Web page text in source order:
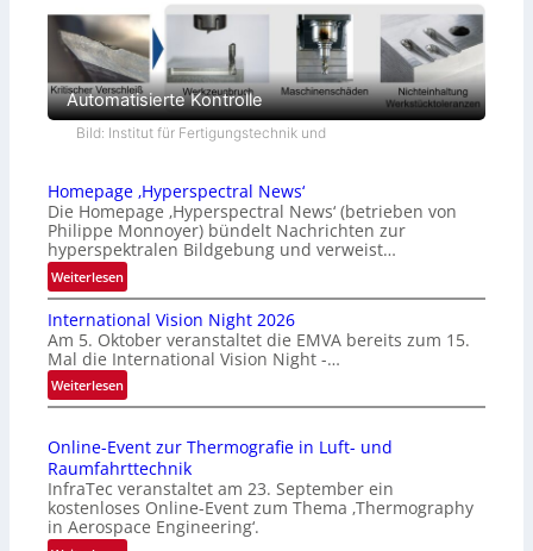
Automatisierte Kontrolle
Bild: Institut für Fertigungstechnik und
Homepage ‚Hyperspectral News‘
Die Homepage ‚Hyperspectral News‘ (betrieben von
Philippe Monnoyer) bündelt Nachrichten zur
hyperspektralen Bildgebung und verweist…
Weiterlesen:
H
o
m
e
p
a
e
‚
H
y
p
International Vision Night 2026
Am 5. Oktober veranstaltet die EMVA bereits zum 15.
Mal die International Vision Night -…
Weiterlesen:
I
t
e
r
n
a
Online-Event zur Thermografie in Luft- und
Raumfahrttechnik
InfraTec veranstaltet am 23. September ein
kostenloses Online-Event zum Thema ‚Thermography
in Aerospace Engineering‘.